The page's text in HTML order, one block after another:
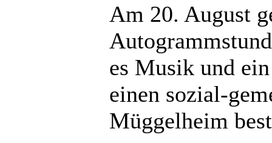
Am 20. August
es Musik und
einen sozial-
Müggelheim